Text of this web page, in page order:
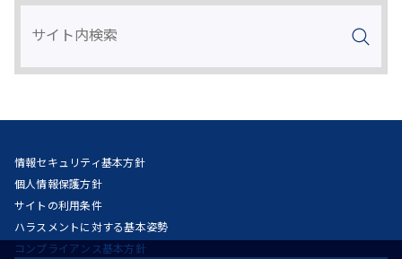
情報セキュリティ基本方針
個人情報保護方針
サイトの利用条件
ハラスメントに対する基本姿勢
コンプライアンス基本方針